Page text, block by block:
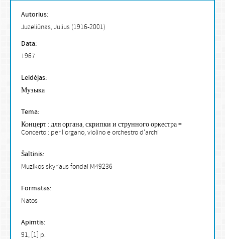
Autorius:
Juzeliūnas, Julius (1916-2001)
Data:
1967
Leidėjas:
Музыка
Tema:
Концерт : для органа, скрипки и струнного оркестра =
Concerto : per l'organo, violino e orchestro d'archi
Šaltinis:
Muzikos skyriaus fondai M49236
Formatas:
Natos
Apimtis:
91, [1] p.